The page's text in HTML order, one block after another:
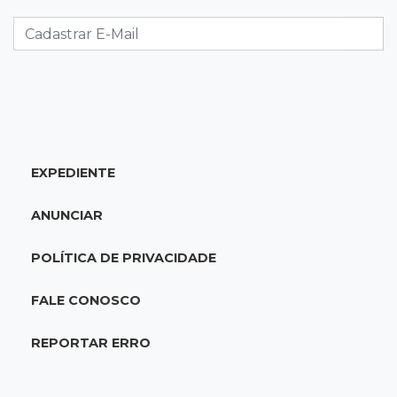
confronto com policiais militares
20:06Balcão de empregos
abertas em 114 funções
Em visita à Feira Central, Riedel volta a
EXPEDIENTE
ANUNCIAR
POLÍTICA DE PRIVACIDADE
FALE CONOSCO
REPORTAR ERRO